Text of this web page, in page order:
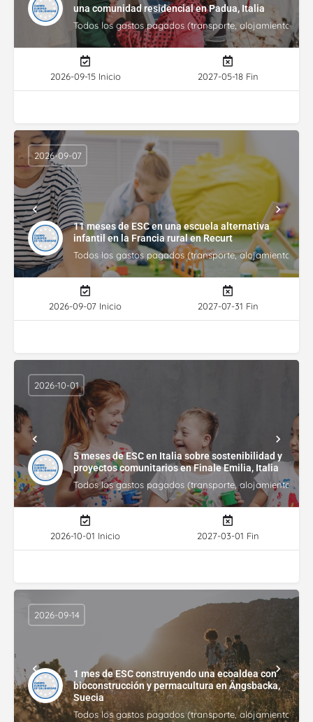
una comunidad residencial en Padua, Italia
Todos los gastos pagados (transporte, alojamiento,
2026-09-15 Inicio 2027-05-18 Fin
11 meses de ESC en una escuela alternativa
infantil en la Francia rural en Recurt
Todos los gastos pagados (transporte, alojamiento,
2026-09-07
2026-09-07 Inicio 2027-07-31 Fin
5 meses de ESC en Italia sobre sostenibilidad y
proyectos comunitarios en Finale Emilia, Italia
Todos los gastos pagados (transporte, alojamiento,
2026-10-01
2026-10-01 Inicio 2027-03-01 Fin
1 mes de ESC construyendo una ecoaldea con
bioconstrucción y permacultura en Ängsbacka,
Suecia
Todos los gastos pagados (transporte, alojamiento,
2026-09-14